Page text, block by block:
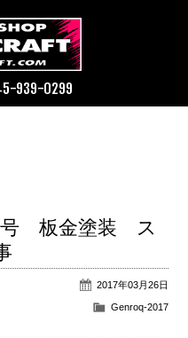
939-0299
号 板金塗装 ス
2017年03月26日
Genroq-2017